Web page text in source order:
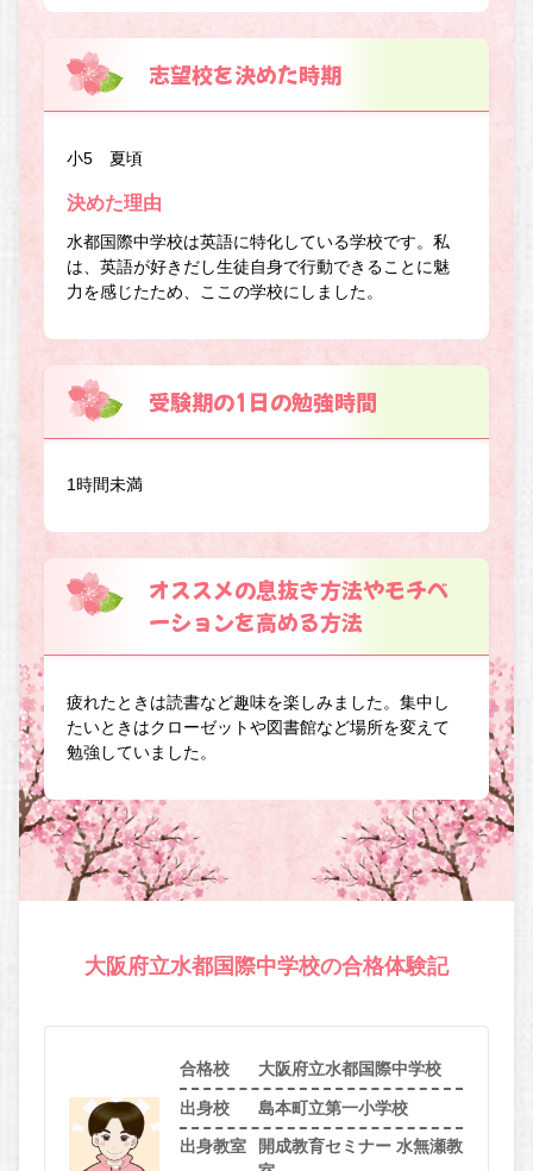
志望校を決めた時期
小5 夏頃
決めた理由
水都国際中学校は英語に特化している学校です。私
は、英語が好きだし生徒自身で行動できることに魅
力を感じたため、ここの学校にしました。
受験期の1日の勉強時間
1時間未満
オススメの息抜き方法やモチベ
ーションを高める方法
疲れたときは読書など趣味を楽しみました。集中し
たいときはクローゼットや図書館など場所を変えて
勉強していました。
大阪府立水都国際中学校の合格体験記
合格校 大阪府立水都国際中学校
出身校 島本町立第一小学校
出身教室
開成教育セミナー 水無瀬教